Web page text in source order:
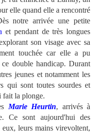
elle quand elle a rencontré
notre arrivée une petite
et pendant de très longues
son visage avec sa
touchée car elle a pu
double handicap. Durant
jeunes et notamment les
qui sont toutes sourdes et
fait la plonge.
Marie Heurtin, arrivés à
Ce sont aujourd'hui des
leurs mains virevoltent,